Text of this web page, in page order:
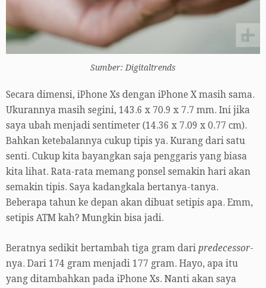
Sumber: Digitaltrends
Secara dimensi, iPhone Xs dengan iPhone X masih sama.
Ukurannya masih segini, 143.6 x 70.9 x 7.7 mm. Ini jika
saya ubah menjadi sentimeter (14.36 x 7.09 x 0.77 cm).
Bahkan ketebalannya cukup tipis ya. Kurang dari satu
senti. Cukup kita bayangkan saja penggaris yang biasa
kita lihat. Rata-rata memang ponsel semakin hari akan
semakin tipis. Saya kadangkala bertanya-tanya.
Beberapa tahun ke depan akan dibuat setipis apa. Emm,
setipis ATM kah? Mungkin bisa jadi.
Beratnya sedikit bertambah tiga gram dari predecessor-
nya. Dari 174 gram menjadi 177 gram. Hayo, apa itu
yang ditambahkan pada iPhone Xs. Nanti akan saya